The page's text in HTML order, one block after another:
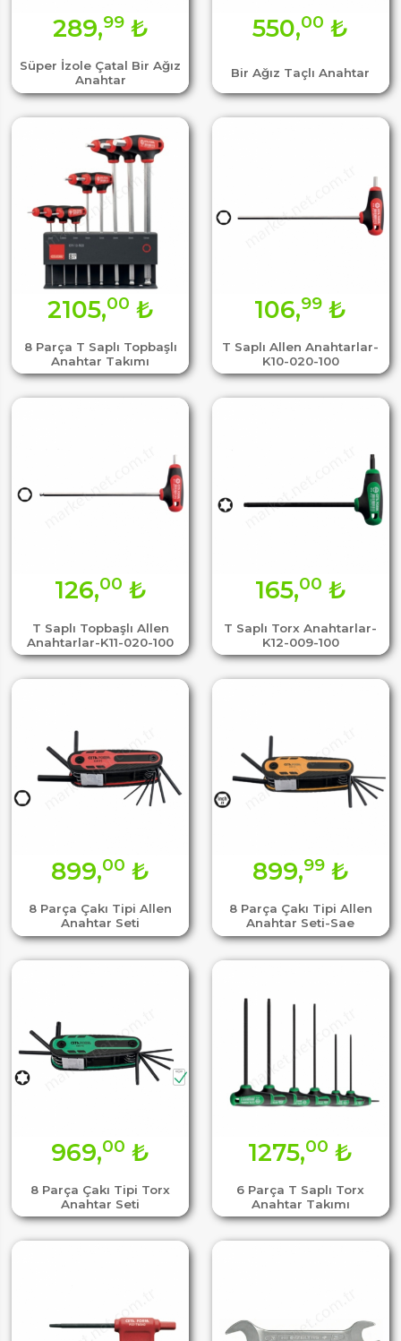
Süper İzole Çatal Bir Ağız
Anahtar
289,99₺
Bir Ağız Taçlı Anahtar
550,00 ₺
8 Parça T Saplı Topbaşlı
Anahtar Takımı
2105,00 ₺
T Saplı Allen Anahtarlar-
K10-020-100
106,99 ₺
T Saplı Topbaşlı Allen
Anahtarlar-K11-020-100
126,00 ₺
T Saplı Torx Anahtarlar-
K12-009-100
165,00 ₺
8 Parça Çakı Tipi Allen
Anahtar Seti
899,00 ₺
8 Parça Çakı Tipi Allen
Anahtar Seti-Sae
899,99₺
8 Parça Çakı Tipi Torx
Anahtar Seti
969,00 ₺
6 Parça T Saplı Torx
Anahtar Takımı
1275,00 ₺